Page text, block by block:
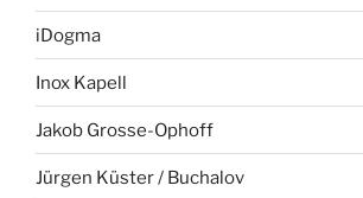
iDogma
Inox Kapell
Jakob Grosse-Ophoff
Jürgen Küster / Buchalov